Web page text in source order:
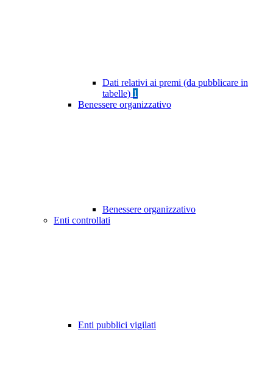
Dati relativi ai premi (da pubblicare in
tabelle) 1
Benessere organizzativo
Benessere organizzativo
Enti controllati
Enti pubblici vigilati